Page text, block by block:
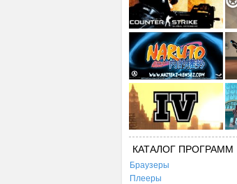
КАТАЛОГ ПРОГРАММ
Браузеры
Плееры